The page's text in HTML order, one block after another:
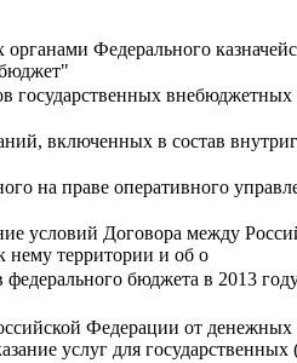
Федерального
государственных
включенных в состав
на праве оперативного
условий Договора между
нему территории и об о
бюджета в 2013
Федерации от
услуг для